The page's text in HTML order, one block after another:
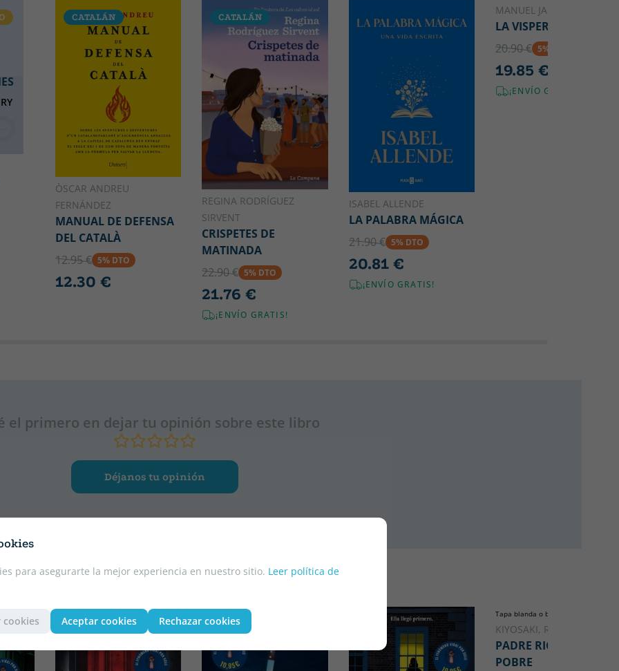
para asegurarte la mejor experiencia en nuestro sitio. Leer política de
cookies Aceptar cookies Rechazar cookies
CATALÁN
ÒSCAR ANDREU
FERNÁNDEZ
MANUAL DE DEFENSA
DEL CATALÀ
12.95 € 5% DTO
12.30 €
CATALÁN
REGINA RODRÍGUEZ
SIRVENT
CRISPETES DE
MATINADA
22.90 € 5% DTO
21.76 €
¡ENVÍO GRATIS!
ISABEL ALLENDE
LA PALABRA MÁGICA
21.90 € 5% DTO
20.81 €
¡ENVÍO GRATIS!
MANUEL JABOIS
LA VISPERA
20.90 € 5% DTO
19.85 €
¡ENVÍO GRATIS!
el primero en dejar tu opinión sobre este libro
Déjanos tu opinión
Tapa blanda o bolsillo
KIYOSAKI, ROBERT T.
PADRE RICO, PADRE
POBRE